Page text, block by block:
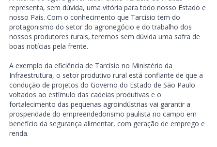
representa, sem dúvida, uma vitória para todo nosso Estado e
nosso País. Com o conhecimento que Tarcísio tem do
protagonismo do setor do agronegócio e do trabalho dos
nossos produtores rurais, teremos sem dúvida uma safra de
boas notícias pela frente.
A exemplo da eficiência de Tarcísio no Ministério da
Infraestrutura, o setor produtivo rural está confiante de que a
condução de projetos do Governo do Estado de São Paulo
voltados ao estímulo das cadeias produtivas e o
fortalecimento das pequenas agroindústrias vai garantir a
prosperidade do empreendedorismo paulista no campo em
benefício da segurança alimentar, com geração de emprego e
renda.